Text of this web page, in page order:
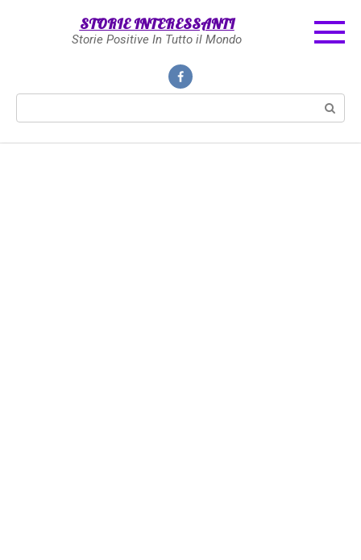
STORIE INTERESSANTI
Storie Positive In Tutto il Mondo